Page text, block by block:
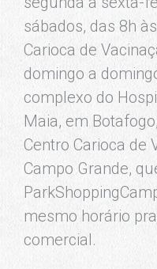
sábados, das 8h
Carioca de
domingo a
complexo do
Maia, em
Centro Carioca de
Campo Grande,
mesmo horário
comercial.